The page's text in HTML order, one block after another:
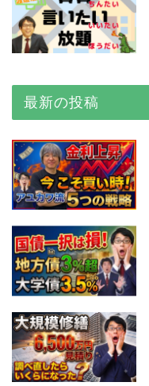
最新の投稿